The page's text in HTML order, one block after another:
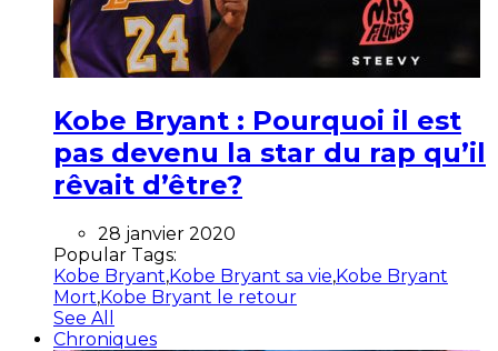
Kobe Bryant : Pourquoi il est
pas devenu la star du rap qu’il
rêvait d’être?
28 janvier 2020
Popular Tags:
Kobe Bryant,Kobe Bryant sa vie,Kobe Bryant
Mort,Kobe Bryant le retour
See All
Chroniques